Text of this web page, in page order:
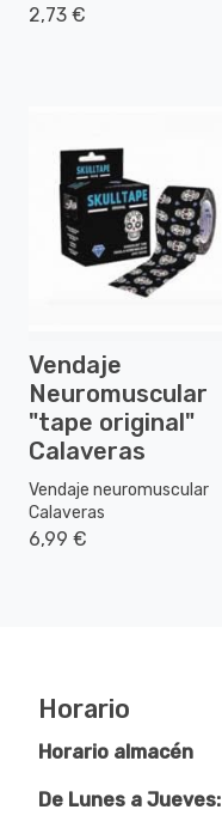
2,73 €
Vendaje
Neuromuscular
"tape original"
Calaveras
Vendaje neuromuscular
Calaveras
6,99 €
Horario
Horario almacén
De Lunes a Jueves: